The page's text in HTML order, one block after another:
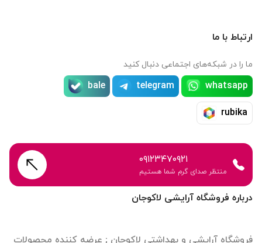
درباره فروشگاه آرایشی لاکوجان
فروشگاه آرایشی و بهداشتی لاکوجان ; عرضه کننده محصولات
ارتباط با ما
ما را در شبکه‌های اجتماعی دنبال کنید
whatsapp
telegram
bale
rubika
۰۹۱۲۳۴۷۰۹۲۱
منتظر صدای گرم شما هستیم